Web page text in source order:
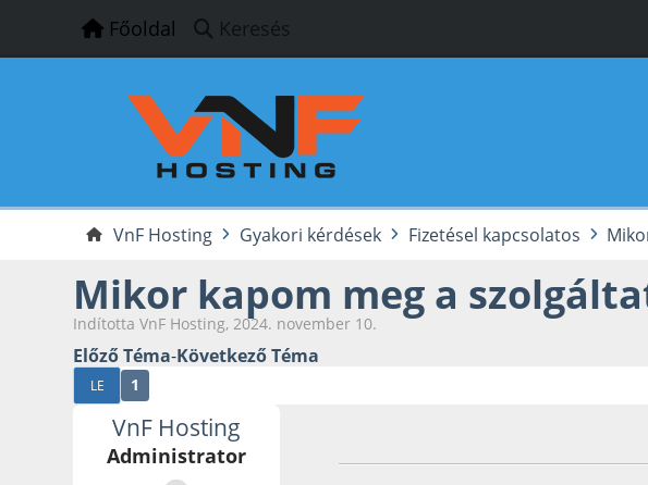
Főoldal Keresés
VnF Hosting Gyakori kérdések Fizetésel kapcsolatos
Mikor kapom meg a
Indította VnF Hosting, 2024. november 10.
Előző Téma-Következő Téma
LE 1
VnF Hosting
Administrator